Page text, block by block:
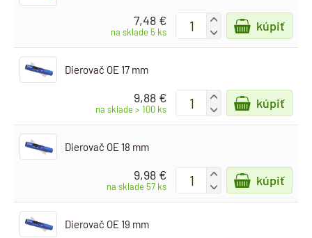
7,48 €
na sklade 5 ks
+
-
kúpiť
Dierovač OE 17 mm
9,88 €
na sklade > 100 ks
+
-
kúpiť
Dierovač OE 18 mm
9,98 €
na sklade 57 ks
+
-
kúpiť
Dierovač OE 19 mm